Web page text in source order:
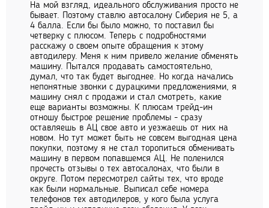
На мой взгляд, идеального обслуживания просто не
бывает. Поэтому ставлю автосалону Сиберия не 5, а
4 балла. Если бы было можно, то поставил бы
четверку с плюсом. Теперь с подробностями
расскажу о своем опыте обращения к этому
автодилеру. Меня к ним привело желание обменять
машину. Пытался продавать самостоятельно,
думал, что так будет выгоднее. Но когда начались
непонятные звонки с дурацкими предложениями, я
машину снял с продажи и стал смотреть, какие
еще варианты возможны. К плюсам трейд-ин
отношу быстрое решение проблемы - сразу
оставляешь в АЦ свое авто и уезжаешь от них на
новом. Но тут может быть не совсем выгодная цена
покупки, поэтому я не стал торопиться обменивать
машину в первом попавшемся АЦ. Не поленился
прочесть отзывы о тех автосалонах, что были в
округе. Потом пересмотрел сайты тех, что вроде
как были нормальные. Выписал себе номера
телефонов тех автодилеров, у кого была услуга